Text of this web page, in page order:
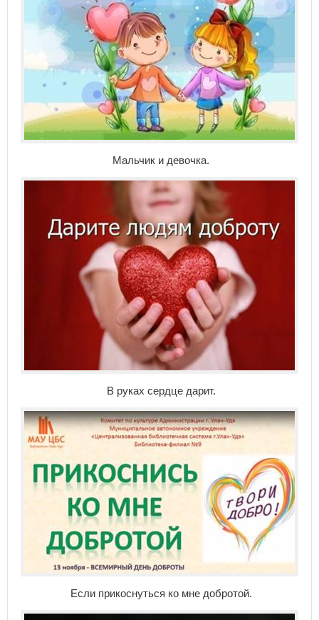
Мальчик и девочка.
В руках сердце дарит.
Если прикоснуться ко мне добротой.